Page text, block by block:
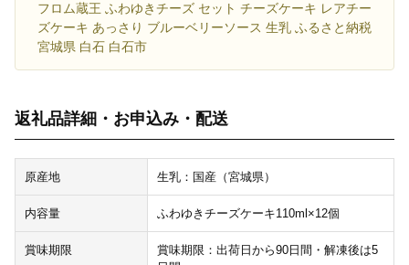
フロム蔵王 ふわゆきチーズ セット チーズケーキ レアチー
ズケーキ あっさり ブルーベリーソース 生乳 ふるさと納税
宮城県 白石 白石市
返礼品詳細・お申込み・配送
原産地 生乳：国産（宮城県）
内容量 ふわゆきチーズケーキ110ml×12個
賞味期限
賞味期限：出荷日から90日間・解凍後は5